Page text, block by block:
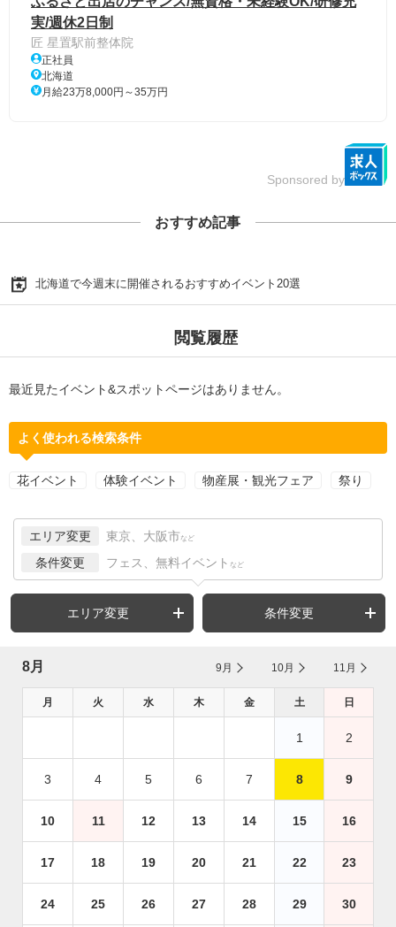
実/週休2日制
匠 星置駅前整体院
正社員
北海道
月給23万8,000円～35万円
Sponsored by
おすすめ記事
北海道で今週末に開催されるおすすめイベント20選
閲覧履歴
最近見たイベント&スポットページはありません。
よく使われる検索条件
花イベント 体験イベント 物産展・観光フェア 祭り
エリア変更 東京、大阪市 など
条件変更 フェス、無料イベント など
エリア変更 条件変更
8月 9月 10月 11月
月 火 水 木 金 土 日
1 2
3 4 5 6 7 8 9
10 11 12 13 14 15 16
17 18 19 20 21 22 23
24 25 26 27 28 29 30